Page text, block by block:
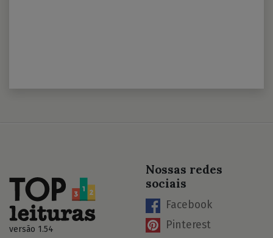
versão 1.54
Nossas redes
sociais
Facebook
Pinterest